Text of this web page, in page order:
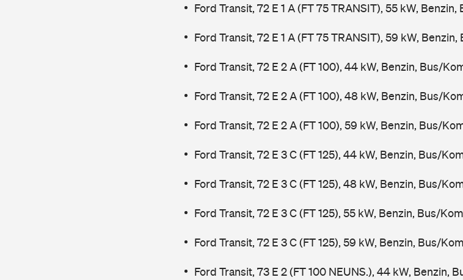
Ford Transit, 72 E 1 A (FT 75 TRANSIT), 55 kW,
Ford Transit, 72 E 1 A (FT 75 TRANSIT), 59 kW,
Ford Transit, 72 E 2 A (FT 100), 44 kW, Benzin, Bus/
Ford Transit, 72 E 2 A (FT 100), 48 kW, Benzin, Bus/
Ford Transit, 72 E 2 A (FT 100), 59 kW, Benzin, Bus/
Ford Transit, 72 E 3 C (FT 125), 44 kW, Benzin, Bus/
Ford Transit, 72 E 3 C (FT 125), 48 kW, Benzin, Bus/
Ford Transit, 72 E 3 C (FT 125), 55 kW, Benzin, Bus/
Ford Transit, 72 E 3 C (FT 125), 59 kW, Benzin, Bus/
Ford Transit, 73 E 2 (FT 100 NEUNS.), 44 kW, Benzin,